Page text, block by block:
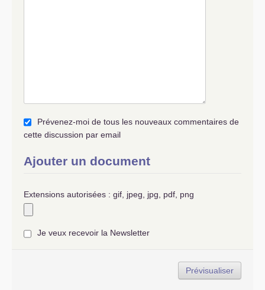
Prévenez-moi de tous les nouveaux commentaires de
cette discussion par email
Ajouter un document
Extensions autorisées : gif, jpeg, jpg, pdf, png
Je veux recevoir la Newsletter